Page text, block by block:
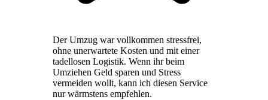
Der Umzug war vollkommen stressfrei,
ohne unerwartete Kosten und mit einer
tadellosen Logistik. Wenn ihr beim
Umziehen Geld sparen und Stress
vermeiden wollt, kann ich diesen Service
nur wärmstens empfehlen.